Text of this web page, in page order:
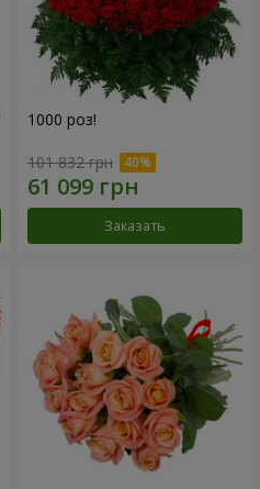
1000 роз!
101 832 грн
Заказать